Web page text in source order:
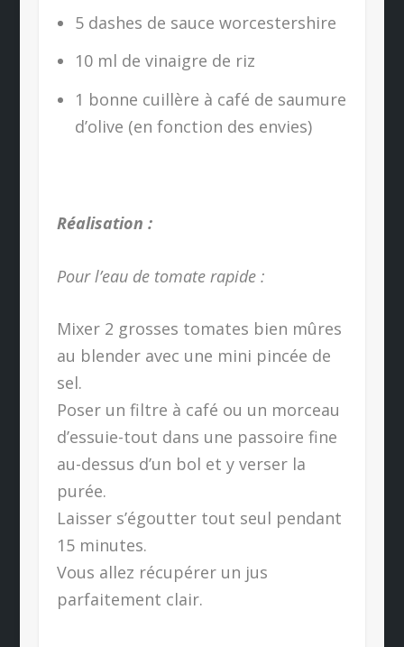
5 dashes de sauce worcestershire
10 ml de vinaigre de riz
1 bonne cuillère à café de saumure
d’olive (en fonction des envies)
Réalisation :
Pour l’eau de tomate rapide :
Mixer 2 grosses tomates bien mûres
au blender avec une mini pincée de
sel.
Poser un filtre à café ou un morceau
d’essuie-tout dans une passoire fine
au-dessus d’un bol et y verser la
purée.
Laisser s’égoutter tout seul pendant
15 minutes.
Vous allez récupérer un jus
parfaitement clair.